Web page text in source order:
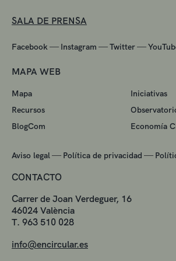
SALA DE PRENSA
Facebook — Instagram —Twitter—
MAPA WEB
Mapa
Iniciativas
Recursos
BlogCom
Economía
Aviso legal — Política de privacidad —
CONTACTO
Carrer de Joan Verdeguer, 16
46024 València
T. 963 510 028
info@encircular.es